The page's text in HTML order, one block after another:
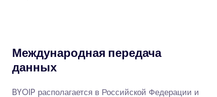
Международная передача
данных
BYOIP располагается в Российской Федерации и